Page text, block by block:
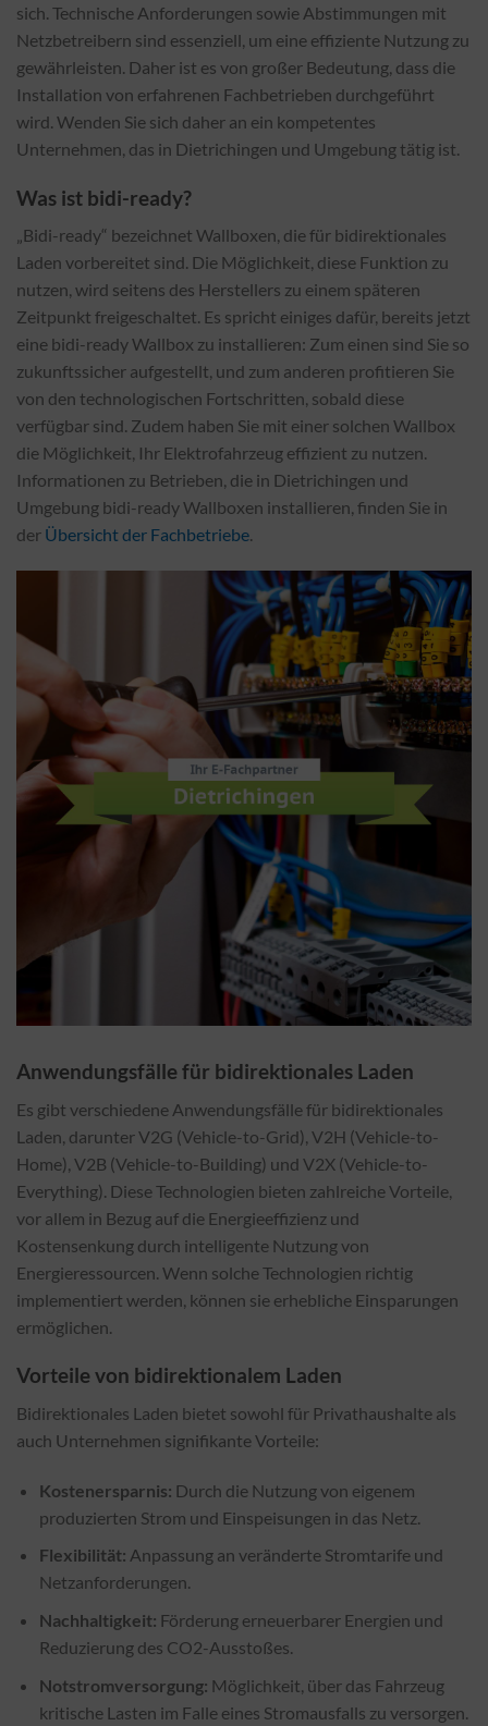
sich. Technische Anforderungen sowie Abstimmungen mit
Netzbetreibern sind essenziell, um eine effiziente Nutzung zu
gewährleisten. Daher ist es von großer Bedeutung, dass die
Installation von erfahrenen Fachbetrieben durchgeführt
wird. Wenden Sie sich daher an ein kompetentes
Unternehmen, das in Dietrichingen und Umgebung tätig ist.
Was ist bidi-ready?
„Bidi-ready“ bezeichnet Wallboxen, die für bidirektionales
Laden vorbereitet sind. Die Möglichkeit, diese Funktion zu
nutzen, wird seitens des Herstellers zu einem späteren
Zeitpunkt freigeschaltet. Es spricht einiges dafür, bereits jetzt
eine bidi-ready Wallbox zu installieren: Zum einen sind Sie so
zukunftssicher aufgestellt, und zum anderen profitieren Sie
von den technologischen Fortschritten, sobald diese
verfügbar sind. Zudem haben Sie mit einer solchen Wallbox
die Möglichkeit, Ihr Elektrofahrzeug effizient zu nutzen.
Informationen zu Betrieben, die in Dietrichingen und
Umgebung bidi-ready Wallboxen installieren, finden Sie in
der Übersicht der Fachbetriebe.
Anwendungsfälle für bidirektionales Laden
Es gibt verschiedene Anwendungsfälle für bidirektionales
Laden, darunter V2G (Vehicle-to-Grid), V2H (Vehicle-to-
Home), V2B (Vehicle-to-Building) und V2X (Vehicle-to-
Everything). Diese Technologien bieten zahlreiche Vorteile,
vor allem in Bezug auf die Energieeffizienz und
Kostensenkung durch intelligente Nutzung von
Energieressourcen. Wenn solche Technologien richtig
implementiert werden, können sie erhebliche Einsparungen
ermöglichen.
Vorteile von bidirektionalem Laden
Bidirektionales Laden bietet sowohl für Privathaushalte als
auch Unternehmen signifikante Vorteile:
Kostenersparnis: Durch die Nutzung von eigenem
produzierten Strom und Einspeisungen in das Netz.
Flexibilität: Anpassung an veränderte Stromtarife und
Netzanforderungen.
Nachhaltigkeit: Förderung erneuerbarer Energien und
Reduzierung des CO2-Ausstoßes.
Notstromversorgung: Möglichkeit, über das Fahrzeug
kritische Lasten im Falle eines Stromausfalls zu versorgen.